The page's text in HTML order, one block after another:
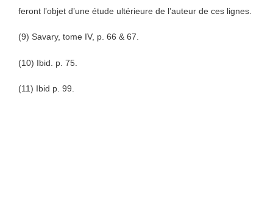
feront l’objet d’une étude ultérieure de l’auteur de ces lignes.
(9) Savary, tome IV, p. 66 & 67.
(10) Ibid. p. 75.
(11) Ibid p. 99.